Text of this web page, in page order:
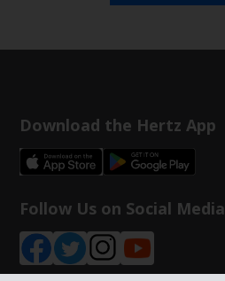
Download the Hertz App
Follow Us on Social Media